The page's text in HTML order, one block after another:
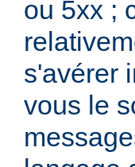
ou 5xx ;
s'avérer
vous le